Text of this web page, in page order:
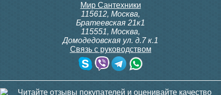
Обводное колено
Тройник переходной
Мир Сантехники
115612, Москва,
Братеевская 21к1
115551, Москва,
Домодедовская ул. д.7 к.1
Связь с руководством